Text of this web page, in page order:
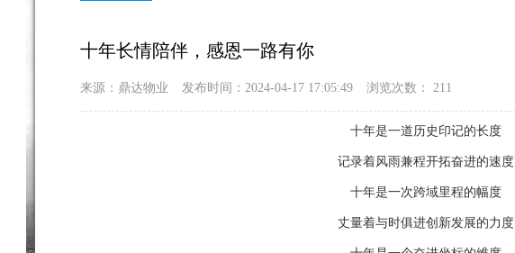
十年长情陪伴，感恩一路有你
来源：鼎达物业 发布时间：2024-04-17 17:05:49 浏览次数： 211
十年是一道历史印记的长度
记录着风雨兼程开拓奋进的速度
十年是一次跨域里程的幅度
丈量着与时俱进创新发展的力度